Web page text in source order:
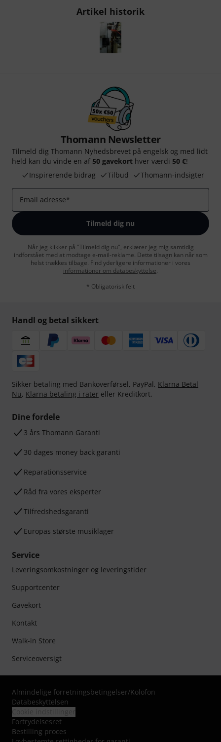
Artikel historik
Thomann Newsletter
Tilmeld dig Thomann Nyhedsbrevet på engelsk og med lidt
held kan du vinde en af 50 gavekort hver værdi 50 €!
Inspirerende bidrag
Tilbud Thomann-indsigter
Email adresse*
Tilmeld dig nu
Når jeg klikker på "Tilmeld dig nu", erklærer jeg mig samtidig
indforstået med at modtage e-mail-reklame. Dette tilsagn kan når som
helst trækkes tilbage. Find yderligere informationer i vores
informationer om databeskyttelse.
* Obligatorisk felt
Handl og betal sikkert
Sikker betaling med Bankoverførsel, PayPal, Klarna Betal
Nu, Klarna betaling i rater eller Kreditkort.
Dine fordele
3 års Thomann Garanti
30 dages money back garanti
Reparationsservice
Råd fra vores eksperter
Tilfredshedsgaranti
Europas største musiklager
Service
Leveringsomkostninger og leveringstider
Supportcenter
Gavekort
Kontakt
Walk-in Store
Serviceoversigt
Almindelige forretningsbetingelser/Kolofon
Databeskyttelsen
Fortrydelsesret
Bestilling proces